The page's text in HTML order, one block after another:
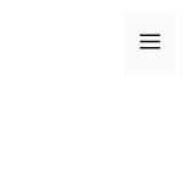
メ